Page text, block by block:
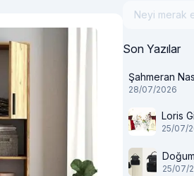
Son Yazılar
Şahmeran
28/07/2026
Loris
Var?
25/07/
25/07/